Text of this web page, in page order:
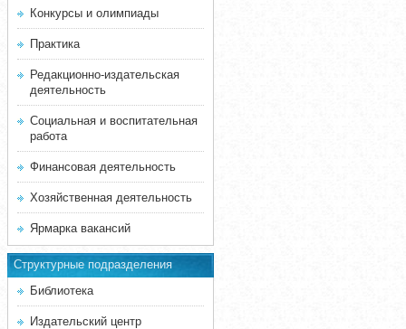
Конкурсы и олимпиады
Практика
Редакционно-издательская
деятельность
Социальная и воспитательная
работа
Финансовая деятельность
Хозяйственная деятельность
Ярмарка вакансий
Структурные подразделения
Библиотека
Издательский центр